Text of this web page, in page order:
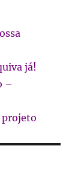
já!
–
projeto